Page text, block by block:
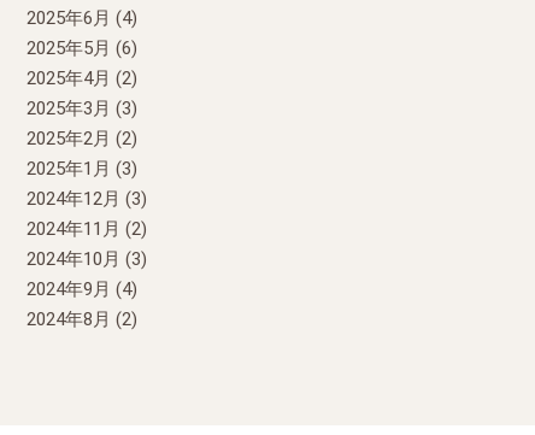
2025年6月 (4)
2025年5月 (6)
2025年4月 (2)
2025年3月 (3)
2025年2月 (2)
2025年1月 (3)
2024年12月 (3)
2024年11月 (2)
2024年10月 (3)
2024年9月 (4)
2024年8月 (2)